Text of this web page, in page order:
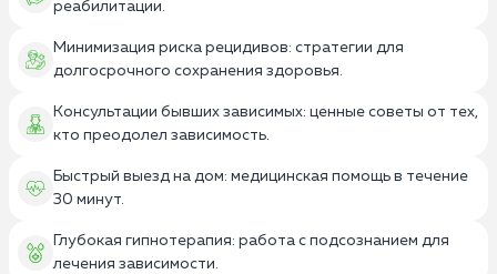
реабилитации.
Минимизация риска рецидивов: стратегии для
долгосрочного сохранения здоровья.
Консультации бывших зависимых: ценные советы от тех,
кто преодолел зависимость.
Быстрый выезд на дом: медицинская помощь в течение
30 минут.
Глубокая гипнотерапия: работа с подсознанием для
лечения зависимости.